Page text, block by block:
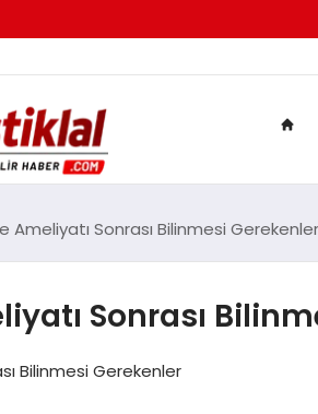
Ameliyatı Sonrası Bilinmesi Gerekenler
Sonrası
Bilinmesi Gerekenler